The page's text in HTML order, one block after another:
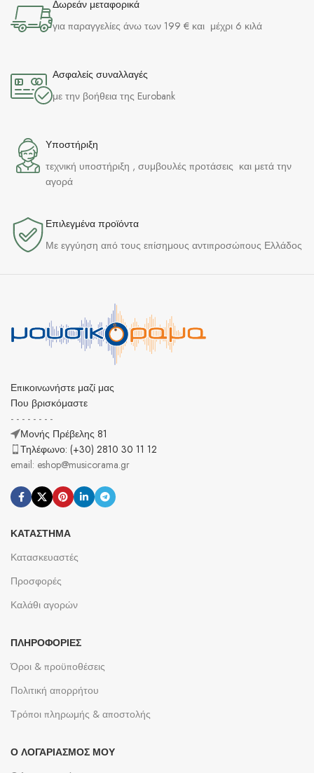
Δωρεάν μεταφορικά
για παραγγελίες άνω των 199 € και μέχρι 6 κιλά
Ασφαλείς συναλλαγές
με την βοήθεια της Eurobank
Υποστήριξη
τεχνική υποστήριξη , συμβουλές προτάσεις και μετά την
αγορά
Επιλεγμένα προϊόντα​
Με εγγύηση από τους επίσημους αντιπροσώπους Ελλάδος
Επικοινωνήστε μαζί μας
Που βρισκόμαστε
- - - - - - - -
Μονής Πρέβελης 81
Τηλέφωνο: (+30) 2810 30 11 12
email: eshop@musicorama.gr
ΚΑΤΆΣΤΗΜΑ
Κατασκευαστές
Προσφορές
Καλάθι αγορών
ΠΛΗΡΟΦΟΡΊΕΣ
Όροι & προϋποθέσεις
Πολιτική απορρήτου
Τρόποι πληρωμής & αποστολής
Ο ΛΟΓΑΡΙΑΣΜΌΣ ΜΟΥ